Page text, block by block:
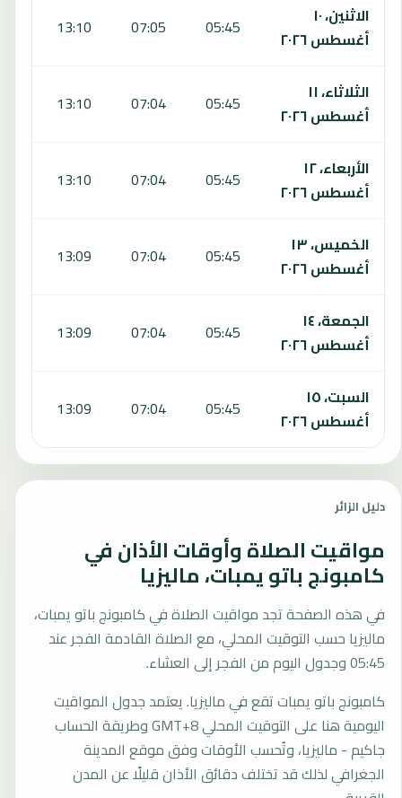
الاثنين، ١٠
أغسطس ٢٠٢٦
05:45
07:05
13:10
الثلاثاء، ١١
أغسطس ٢٠٢٦
05:45
07:04
13:10
الأربعاء، ١٢
أغسطس ٢٠٢٦
05:45
07:04
13:10
الخميس، ١٣
أغسطس ٢٠٢٦
05:45
07:04
13:09
الجمعة، ١٤
أغسطس ٢٠٢٦
05:45
07:04
13:09
السبت، ١٥
أغسطس ٢٠٢٦
05:45
07:04
13:09
دليل الزائر
مواقيت الصلاة وأوقات الأذان في
كامبونج باتو يمبات، ماليزيا
في هذه الصفحة تجد مواقيت الصلاة في كامبونج باتو يمبات،
ماليزيا حسب التوقيت المحلي، مع الصلاة القادمة الفجر عند
05:45 وجدول اليوم من الفجر إلى العشاء.
كامبونج باتو يمبات تقع في ماليزيا. يعتمد جدول المواقيت
اليومية هنا على التوقيت المحلي GMT+8 وطريقة الحساب
جاكيم - ماليزيا، وتُحسب الأوقات وفق موقع المدينة
الجغرافي لذلك قد تختلف دقائق الأذان قليلًا عن المدن